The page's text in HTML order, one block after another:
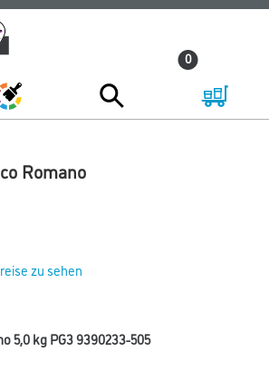
0
Romano
zu sehen
5,0 kg PG3 9390233-505